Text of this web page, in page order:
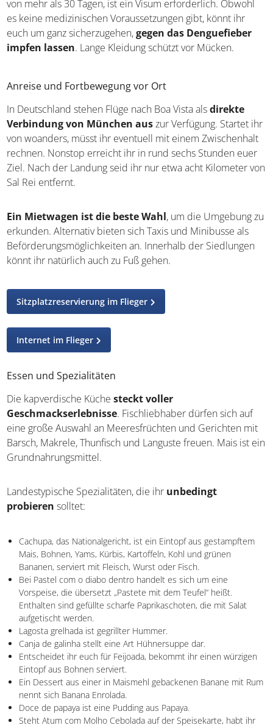
von mehr als 30 Tagen, ist ein Visum erforderlich. Obwohl
es keine medizinischen Voraussetzungen gibt, könnt ihr
euch um ganz sicherzugehen,gegen das Denguefieber
impfen lassen. Lange Kleidung schützt vor Mücken.
Anreise und Fortbewegung vor Ort
In Deutschland stehen Flüge nach Boa Vista alsdirekte
Verbindung von München auszur Verfügung. Startet ihr
von woanders, müsst ihr eventuell mit einem Zwischenhalt
rechnen. Nonstop erreicht ihr in rund sechs Stunden euer
Ziel. Nach der Landung seid ihr nur etwa acht Kilometer von
Sal Rei entfernt.
Ein Mietwagen ist die beste Wahl, um die Umgebung zu
erkunden. Alternativ bieten sich Taxis und Minibusse als
Beförderungsmöglichkeiten an. Innerhalb der Siedlungen
könnt ihr natürlich auch zu Fuß gehen.
Sitzplatzreservierung im Flieger
Internet im Flieger
Essen und Spezialitäten
Die kapverdische Küchesteckt voller
Geschmackserlebnisse. Fischliebhaber dürfen sich auf
eine große Auswahl an Meeresfrüchten und Gerichten mit
Barsch, Makrele, Thunfisch und Languste freuen. Mais ist ein
Grundnahrungsmittel.
Landestypische Spezialitäten, die ihr unbedingt
probieren solltet:
Cachupa, das Nationalgericht, ist ein Eintopf aus gestampftem
Mais, Bohnen, Yams, Kürbis, Kartoffeln, Kohl und grünen
Bananen, serviert mit Fleisch, Wurst oder Fisch.
Bei Pastel com o diabo dentro handelt es sich um eine
Vorspeise, die übersetzt „Pastete mit dem Teufel“ heißt.
Enthalten sind gefüllte scharfe Paprikaschoten, die mit Salat
aufgetischt werden.
Lagosta grelhada ist gegrillter Hummer.
Canja de galinha stellt eine Art Hühnersuppe dar.
Entscheidet ihr euch für Feijoada, bekommt ihr einen würzigen
Eintopf aus Bohnen serviert.
Ein Dessert aus einer in Maismehl gebackenen Banane mit Rum
nennt sich Banana Enrolada.
Doce de papaya ist eine Pudding aus Papaya.
Steht Atum com Molho Cebolada auf der Speisekarte, habt ihr